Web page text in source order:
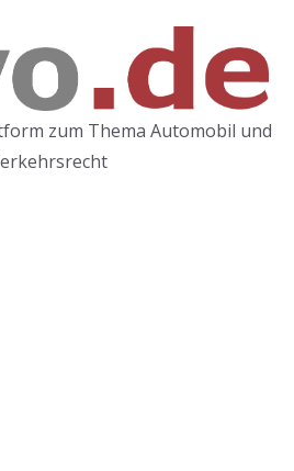
zum Thema Automobil und